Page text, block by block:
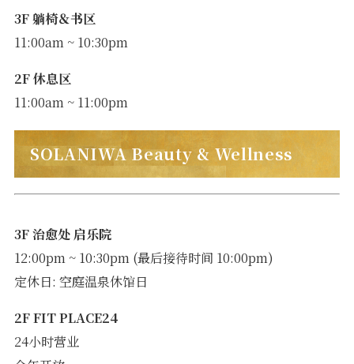
3F 躺椅＆书区
11:00am ~ 10:30pm
2F 休息区
11:00am ~ 11:00pm
SOLANIWA Beauty & Wellness
3F 治愈处 启乐院
12:00pm ~ 10:30pm (最后接待时间 10:00pm)
定休日: 空庭温泉休馆日
2F FIT PLACE24
24小时营业